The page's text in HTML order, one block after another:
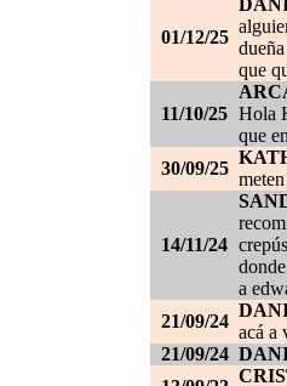
01/12/25
que
11/10/25 Hola
que
30/09/25
14/11/24
a
21/09/24
acá a
21/09/24